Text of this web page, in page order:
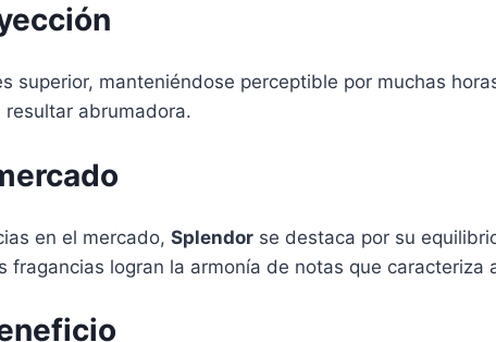
superior, manteniéndose perceptible por muchas
abrumadora.
en el mercado, Splendor se destaca por su
fragancias logran la armonía de notas que caracteriza